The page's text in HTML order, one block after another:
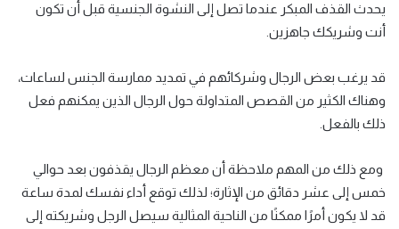
يحدث القذف المبكر عندما تصل إلى النشوة الجنسية قبل أن تكون
أنت وشريكك جاهزين.
قد يرغب بعض الرجال وشركائهم في تمديد ممارسة الجنس لساعات،
وهناك الكثير من القصص المتداولة حول الرجال الذين يمكنهم فعل
ذلك بالفعل.
ومع ذلك من المهم ملاحظة أن معظم الرجال يقذفون بعد حوالي
خمس إلى عشر دقائق من الإثارة؛ لذلك توقع أداء نفسك لمدة ساعة
قد لا يكون أمرًا ممكنًا من الناحية المثالية سيصل الرجل وشريكته إلى